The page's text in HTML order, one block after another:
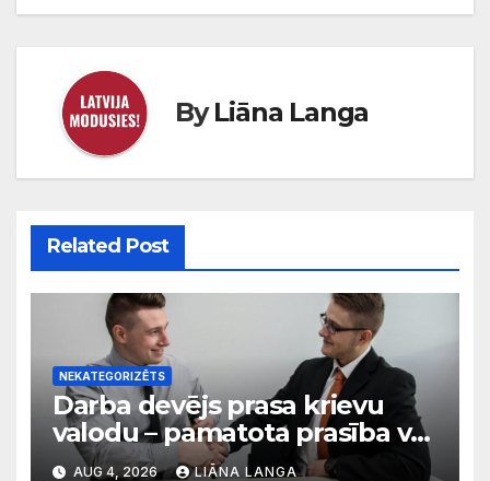
ByLiāna Langa
Related Post
NEKATEGORIZĒTS
Darba devējs prasa krievu
valodu – pamatota prasība vai
diskriminācija? Skaidro VDI
AUG 4, 2026 LIĀNA LANGA